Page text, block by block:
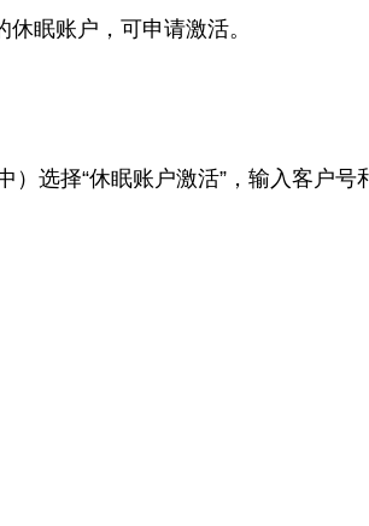
眠账户，可申请激活。
）选择“休眠账户激活”，输入客户号